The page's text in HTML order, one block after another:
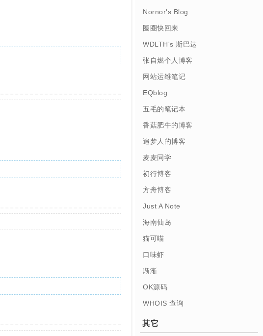
Nornor's Blog
圈圈快回来
WDLTH's 斯巴达
张自燃个人博客
网站运维笔记
EQblog
五毛的笔记本
香菇肥牛的博客
追梦人的博客
麦麦同学
初行博客
方舟博客
Just A Note
海南仙岛
猫可喵
口味虾
渐渐
OK源码
WHOIS 查询
其它